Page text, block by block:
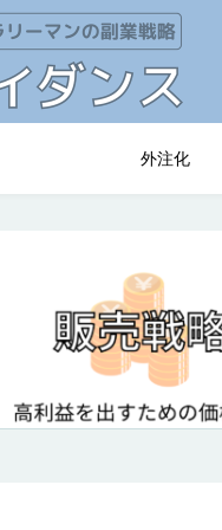
外注化